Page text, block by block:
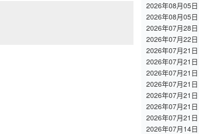
2026年08月05日
图斯 全场录像
2026年08月05
vs曼城 全场录像
2026年07月28日
尼漫步者 全场录
2026年07月22
竞技 VS 陕西联
2026年07月21
VS 深圳新鹏城
2026年07月21
大连英博 全场录
2026年07月21
VS 成都蓉城 全
2026年07月21
龙 VS 青岛西海
2026年07月21
VS 山东泰山 全
2026年07月21
VS 青岛海牛 全
2026年07月21
VS 北京国安 全
2026年07月14